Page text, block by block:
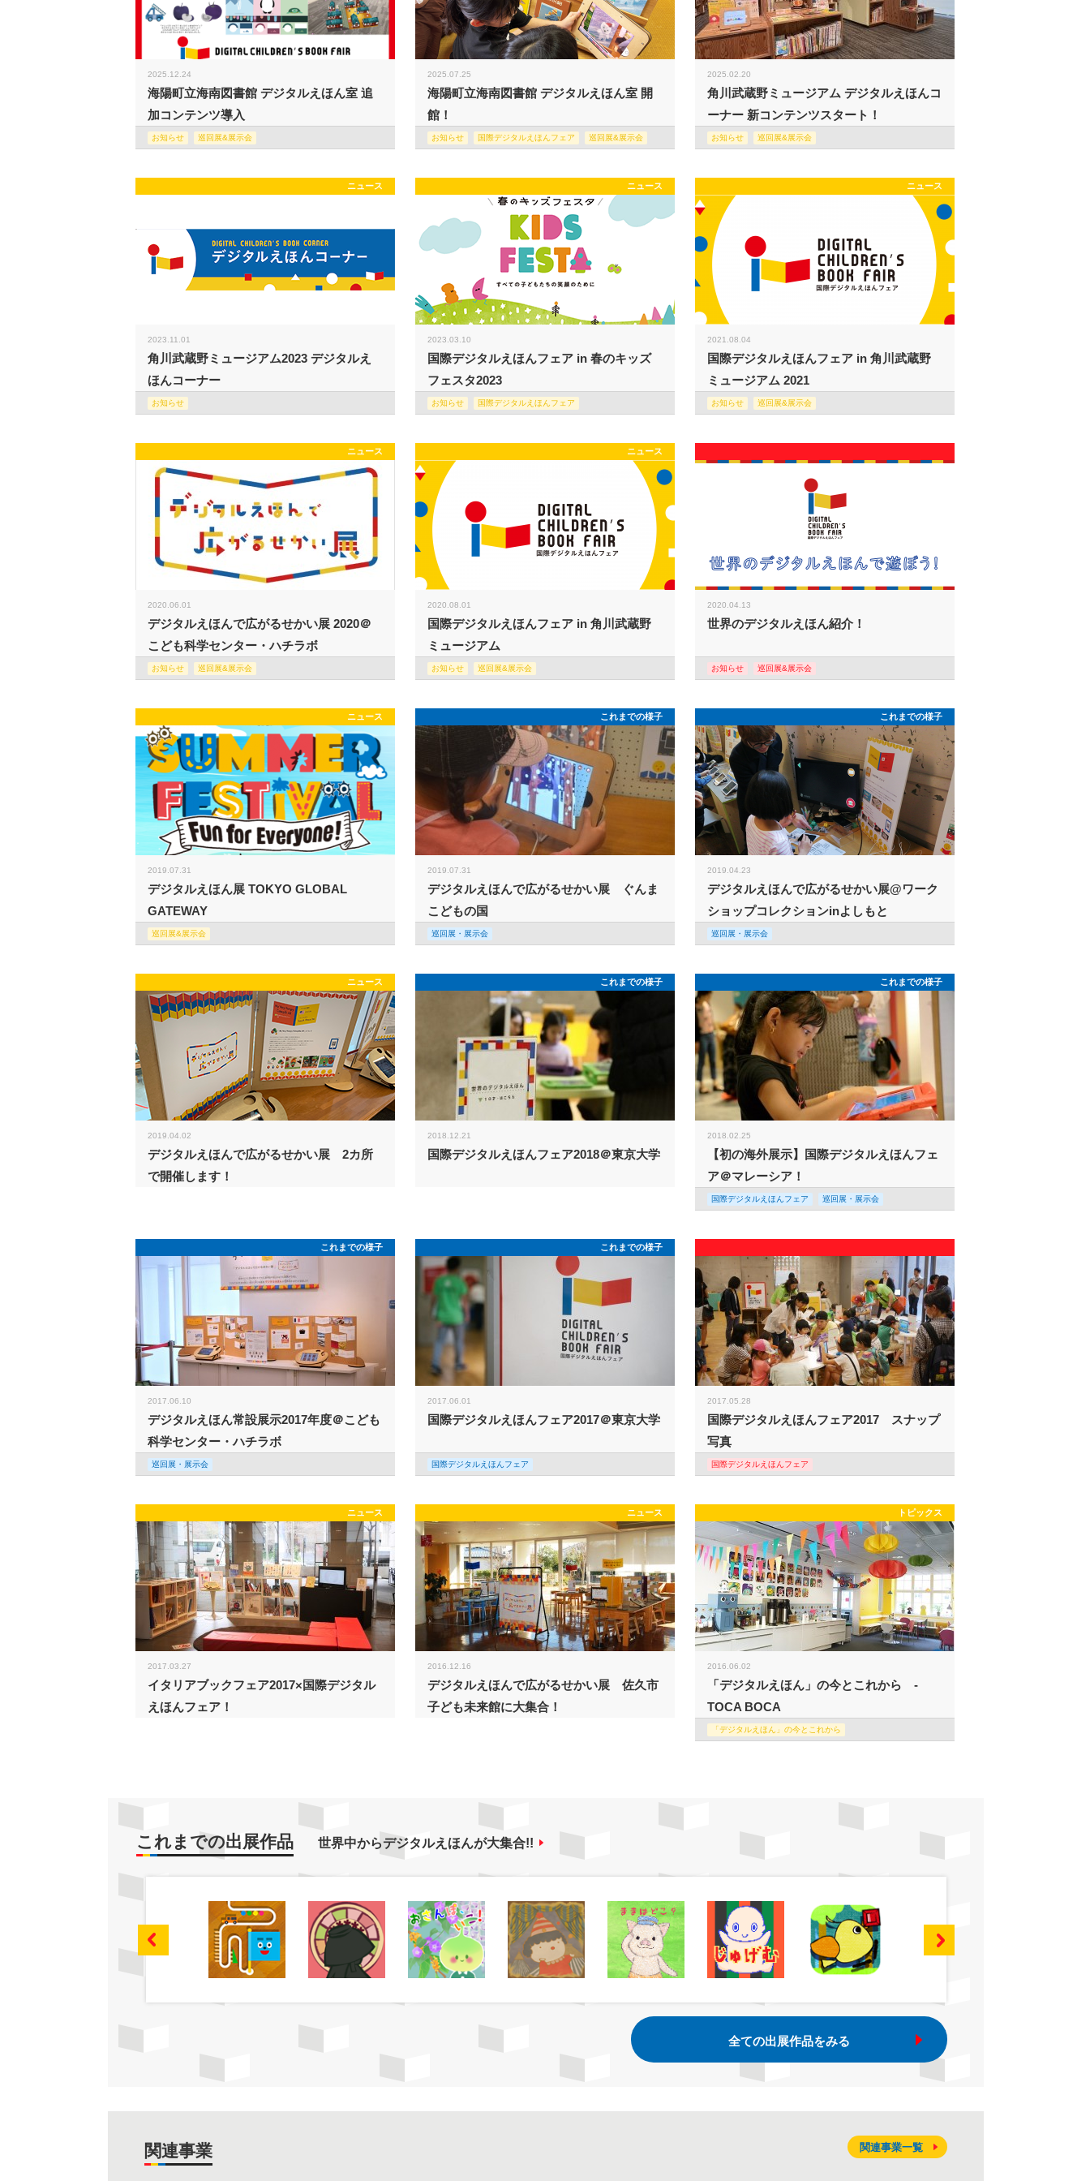
2025.12.24
海陽町立海南図書館 デジタルえほん室 追
加コンテンツ導入
お知らせ 巡回展&展示会
2025.07.25
海陽町立海南図書館 デジタルえほん室 開
館！
お知らせ 国際デジタルえほんフェア 巡回展&展示会
2025.02.20
角川武蔵野ミュージアム デジタルえほんコ
ーナー 新コンテンツスタート！
お知らせ 巡回展&展示会
ニュース
2023.11.01
角川武蔵野ミュージアム2023 デジタルえ
ほんコーナー
お知らせ
ニュース
2023.03.10
国際デジタルえほんフェア in 春のキッズ
フェスタ2023
お知らせ 国際デジタルえほんフェア
ニュース
2021.08.04
国際デジタルえほんフェア in 角川武蔵野
ミュージアム 2021
お知らせ 巡回展&展示会
ニュース
2020.06.01
デジタルえほんで広がるせかい展 2020＠
こども科学センター・ハチラボ
お知らせ 巡回展&展示会
ニュース
2020.08.01
国際デジタルえほんフェア in 角川武蔵野
ミュージアム
お知らせ 巡回展&展示会
2020.04.13
世界のデジタルえほん紹介！
お知らせ 巡回展&展示会
ニュース
2019.07.31
デジタルえほん展 TOKYO GLOBAL
GATEWAY
巡回展&展示会
これまでの様子
2019.07.31
デジタルえほんで広がるせかい展 ぐんま
こどもの国
巡回展・展示会
これまでの様子
2019.04.23
デジタルえほんで広がるせかい展@ワーク
ショップコレクションinよしもと
巡回展・展示会
ニュース
2019.04.02
デジタルえほんで広がるせかい展 2カ所
で開催します！
これまでの様子
2018.12.21
国際デジタルえほんフェア2018＠東京大学
これまでの様子
2018.02.25
【初の海外展示】国際デジタルえほんフェ
ア＠マレーシア！
国際デジタルえほんフェア 巡回展・展示会
これまでの様子
2017.06.10
デジタルえほん常設展示2017年度＠こども
科学センター・ハチラボ
巡回展・展示会
これまでの様子
2017.06.01
国際デジタルえほんフェア2017＠東京大学
国際デジタルえほんフェア
2017.05.28
国際デジタルえほんフェア2017 スナップ
写真
国際デジタルえほんフェア
ニュース
2017.03.27
イタリアブックフェア2017×国際デジタル
えほんフェア！
ニュース
2016.12.16
デジタルえほんで広がるせかい展 佐久市
子ども未来館に大集合！
トピックス
2016.06.02
「デジタルえほん」の今とこれから -
TOCA BOCA
「デジタルえほん」の今とこれから
これまでの出展作品 世界中からデジタルえほんが大集合!!
全ての出展作品をみる
関連事業 関連事業一覧